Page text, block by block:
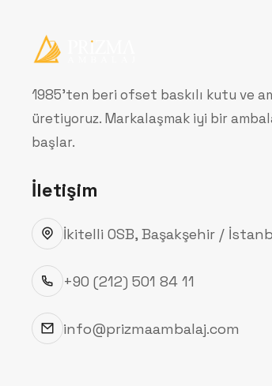
1985'ten beri ofset baskılı kutu ve
üretiyoruz. Markalaşmak iyi bir
başlar.
İletişim
İkitelli OSB, Başakşehir /
+90 (212) 501 84 11
info@prizmaambalaj.com